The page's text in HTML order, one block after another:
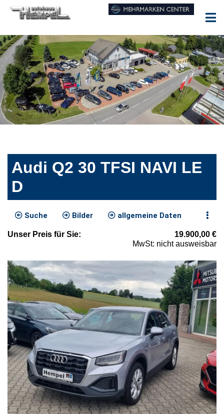
Audi Q2 30 TFSI NAVI LE
D
Suche Bilder allgemeine Daten
Unser Preis für Sie: 19.900,00 €
MwSt: nicht ausweisbar